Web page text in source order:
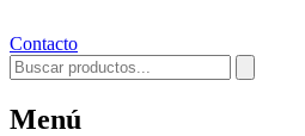
Contacto
Menú